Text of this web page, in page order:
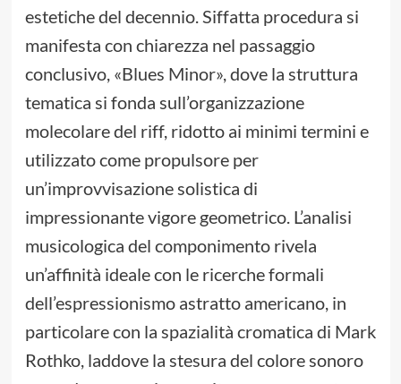
estetiche del decennio. Siffatta procedura si
manifesta con chiarezza nel passaggio
conclusivo, «Blues Minor», dove la struttura
tematica si fonda sull’organizzazione
molecolare del riff, ridotto ai minimi termini e
utilizzato come propulsore per
un’improvvisazione solistica di
impressionante vigore geometrico. L’analisi
musicologica del componimento rivela
un’affinità ideale con le ricerche formali
dell’espressionismo astratto americano, in
particolare con la spazialità cromatica di Mark
Rothko, laddove la stesura del colore sonoro